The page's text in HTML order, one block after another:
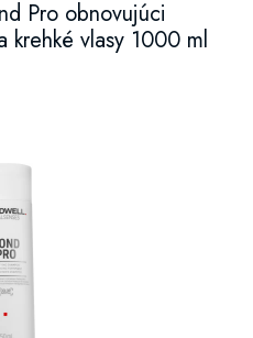
Pro obnovujúci
krehké vlasy 1000 ml